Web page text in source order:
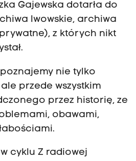
Gajewska dotarła do
lwowskie, archiwa
z których nikt
nie tylko
przede wszystkim
przez historię, ze
obawami,
cyklu Z radiowej